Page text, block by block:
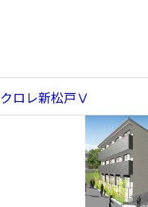
ロレ新松戸Ⅴ